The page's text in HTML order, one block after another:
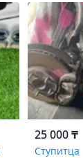
25 000 ₸
Ступитца